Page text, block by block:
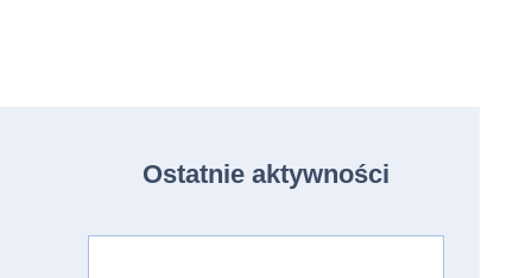
Ostatnie aktywności